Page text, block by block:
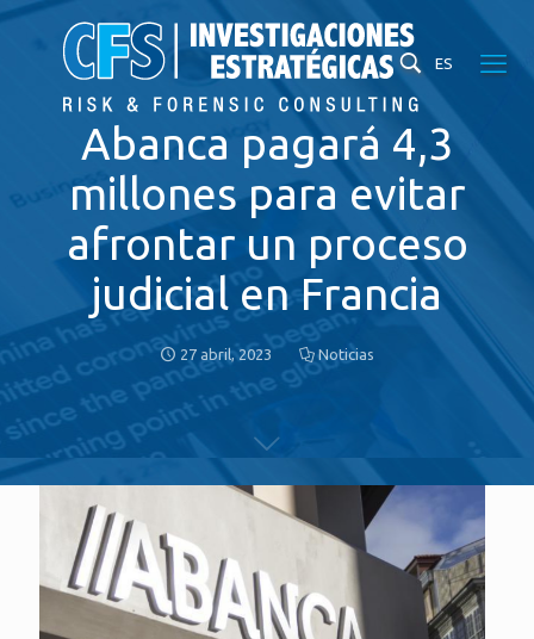
ES
Abanca pagará 4,3
millones para evitar
afrontar un proceso
judicial en Francia
27 abril, 2023 Noticias